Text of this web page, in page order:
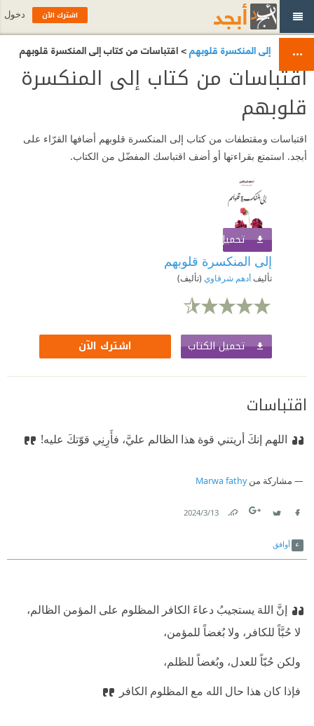
إلى المنكسرة قلوبهم> اقتباسات من كتاب إلى المنكسرة قلوبهم
اقتباسات من كتاب إلى المنكسرة
قلوبهم
اقتباسات ومقتطفات من كتاب إلى المنكسرة قلوبهم أضافها القرّاء على
أبجد. استمتع بقراءتها أو أضف اقتباسك المفضّل من الكتاب.
تحميل الكتاب
إلى المنكسرة قلوبهم
تأليفأدهم شرقاوي (تأليف)
تحميل الكتاب اشترك الآن
اقتباسات
اللهم إنكَ أريتني قوة هذا الظالم عليَّ، فأَرِنِي قوّتكَ عليه!
مشاركة منMarwa fathy
13‏/3‏/2024
أوافق
إنَّ اللهَ يستجيبُ دعاءَ الكافر المظلوم على المؤمن الظالم،
‫ لا حُبَّاً للكافر، ولا بُغضاً للمؤمن،
‫ ولكن حُبّاً للعدل، وبُغضاً للظلم،
‫ فإذا كان هذا حال الله مع المظلوم الكافر
اشترك الآن دخول